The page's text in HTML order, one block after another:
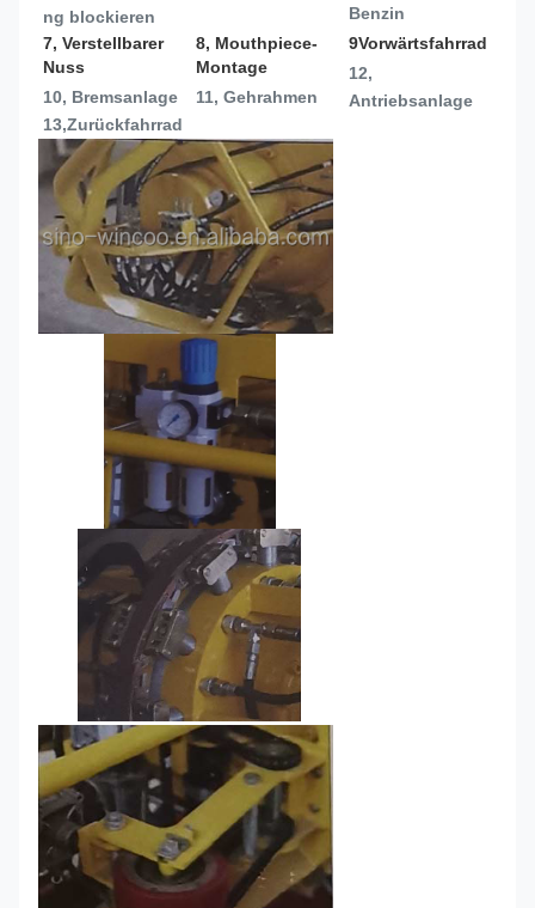
ng blockieren
Benzin
7, Verstellbarer
Nuss
10, Bremsanlage
13,Zurückfahrrad
8, Mouthpiece-
Montage
11, Gehrahmen
9Vorwärtsfahrrad
12,
Antriebsanlage